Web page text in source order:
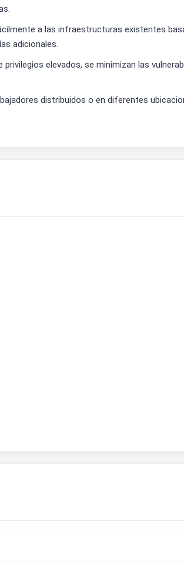
a las infraestructuras existentes
adicionales.
elevados, se minimizan las
distribuidos o en diferentes